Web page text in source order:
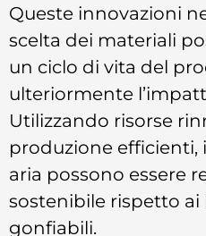
Queste innovazioni
scelta dei materiali
un ciclo di vita del
ulteriormente
Utilizzando risorse
produzione efficienti,
aria possono essere
sostenibile rispetto ai
gonfiabili.